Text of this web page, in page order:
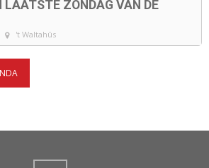
LAATSTE ZONDAG VAN DE
't Waltahûs